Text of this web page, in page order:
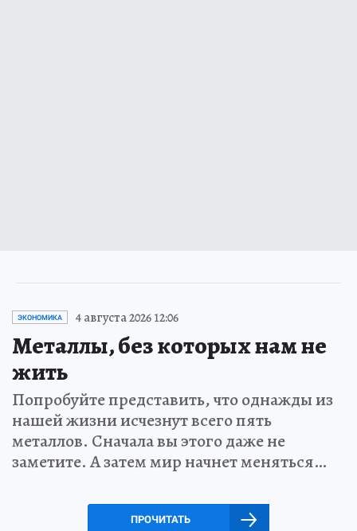
ЭКОНОМИКА 4 августа 2026 12:06
Металлы, без которых нам не
жить
Попробуйте представить, что однажды из
нашей жизни исчезнут всего пять
металлов. Сначала вы этого даже не
заметите. А затем мир начнет меняться…
ПРОЧИТАТЬ